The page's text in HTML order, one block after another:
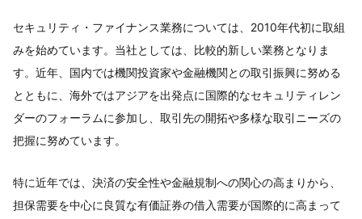
セキュリティ・ファイナンス業務については、2010年代初に取組
みを始めています。当社としては、比較的新しい業務となりま
す。近年、国内では機関投資家や金融機関との取引振興に努める
とともに、海外ではアジアを出発点に国際的なセキュリティレン
ダーのフォーラムに参加し、取引先の開拓や多様な取引ニーズの
把握に努めています。
特に近年では、決済の安全性や金融規制への関心の高まりから、
担保需要を中心に良質な有価証券の借入需要が国際的に高まって